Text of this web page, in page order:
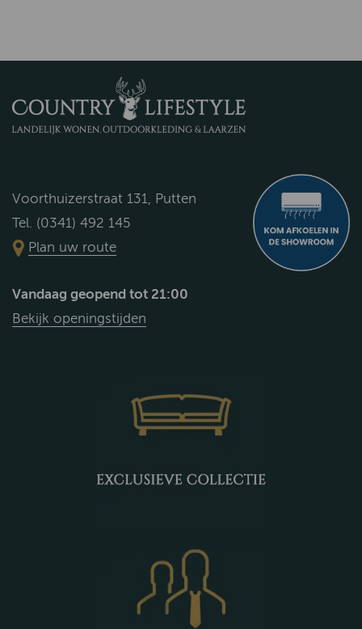
Voorthuizerstraat 131, Putten
Tel. (0341) 492 145
Plan uw route
Vandaag geopend tot 21:00
Bekijk openingstijden